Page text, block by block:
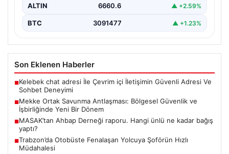
ALTIN 6660.6 ▲ +2.59%
BTC 3091477 ▲ +1.23%
Son Eklenen Haberler
■Kelebek chat adresi İle Çevrim içi İletişimin Güvenli Adresi Ve
Sohbet Deneyimi
■Mekke Ortak Savunma Antlaşması: Bölgesel Güvenlik ve
İşbirliğinde Yeni Bir Dönem
■MASAK’tan Ahbap Derneği raporu. Hangi ünlü ne kadar bağış
yaptı?
■Trabzon’da Otobüste Fenalaşan Yolcuya Şoförün Hızlı
Müdahalesi